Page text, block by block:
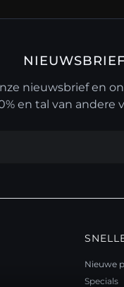
NIEUWSBRIEF
nieuwsbrief en
en tal van andere
Nieuwe
Specials